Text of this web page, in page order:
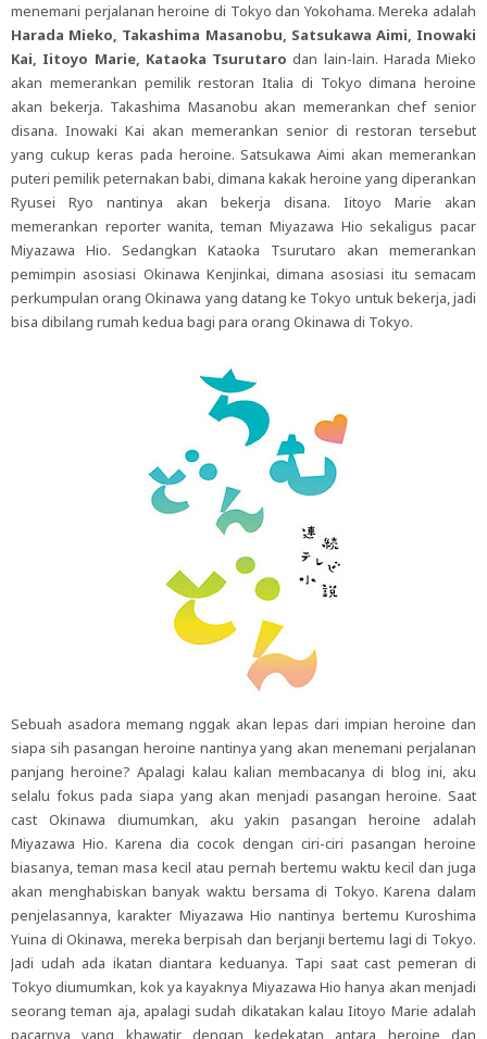
menemani perjalanan heroine di Tokyo dan Yokohama. Mereka adalah
Harada Mieko, Takashima Masanobu, Satsukawa Aimi, Inowaki
Kai, Iitoyo Marie, Kataoka Tsurutaro dan lain-lain. Harada Mieko
akan memerankan pemilik restoran Italia di Tokyo dimana heroine
akan bekerja. Takashima Masanobu akan memerankan chef senior
disana. Inowaki Kai akan memerankan senior di restoran tersebut
yang cukup keras pada heroine. Satsukawa Aimi akan memerankan
puteri pemilik peternakan babi, dimana kakak heroine yang diperankan
Ryusei Ryo nantinya akan bekerja disana. Iitoyo Marie akan
memerankan reporter wanita, teman Miyazawa Hio sekaligus pacar
Miyazawa Hio. Sedangkan Kataoka Tsurutaro akan memerankan
pemimpin asosiasi Okinawa Kenjinkai, dimana asosiasi itu semacam
perkumpulan orang Okinawa yang datang ke Tokyo untuk bekerja, jadi
bisa dibilang rumah kedua bagi para orang Okinawa di Tokyo.
Sebuah asadora memang nggak akan lepas dari impian heroine dan
siapa sih pasangan heroine nantinya yang akan menemani perjalanan
panjang heroine? Apalagi kalau kalian membacanya di blog ini, aku
selalu fokus pada siapa yang akan menjadi pasangan heroine. Saat
cast Okinawa diumumkan, aku yakin pasangan heroine adalah
Miyazawa Hio. Karena dia cocok dengan ciri-ciri pasangan heroine
biasanya, teman masa kecil atau pernah bertemu waktu kecil dan juga
akan menghabiskan banyak waktu bersama di Tokyo. Karena dalam
penjelasannya, karakter Miyazawa Hio nantinya bertemu Kuroshima
Yuina di Okinawa, mereka berpisah dan berjanji bertemu lagi di Tokyo.
Jadi udah ada ikatan diantara keduanya. Tapi saat cast pemeran di
Tokyo diumumkan, kok ya kayaknya Miyazawa Hio hanya akan menjadi
seorang teman aja, apalagi sudah dikatakan kalau Iitoyo Marie adalah
pacarnya yang khawatir dengan kedekatan antara heroine dan